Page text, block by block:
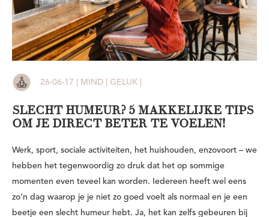
26-06-17 | MIND | GELUK |
SLECHT HUMEUR? 5 MAKKELIJKE TIPS
OM JE DIRECT BETER TE VOELEN!
Werk, sport, sociale activiteiten, het huishouden, enzovoort – we
hebben het tegenwoordig zo druk dat het op sommige
momenten even teveel kan worden. Iedereen heeft wel eens
zo’n dag waarop je je niet zo goed voelt als normaal en je een
beetje een slecht humeur hebt. Ja, het kan zelfs gebeuren bij